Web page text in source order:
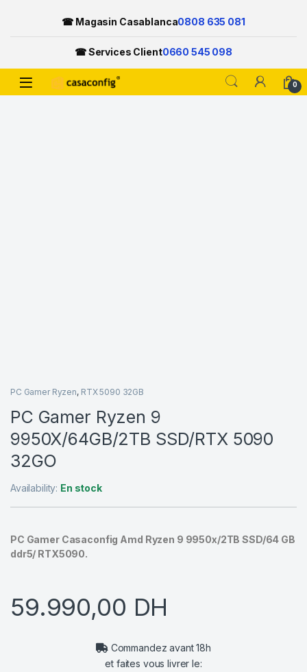
☎ Magasin Casablanca0808 635 081
☎ Services Client0660 545 098
Open 0
PC Gamer Ryzen, RTX 5090 32GB
PC Gamer Ryzen 9
9950X/64GB/2TB SSD/RTX 5090
32GO
Availability: En stock
PC Gamer Casaconfig Amd Ryzen 9 9950x/2TB SSD/64 GB
ddr5/ RTX5090.
59.990,00 DH
Commandez avant 18h
et faites vous livrer le: